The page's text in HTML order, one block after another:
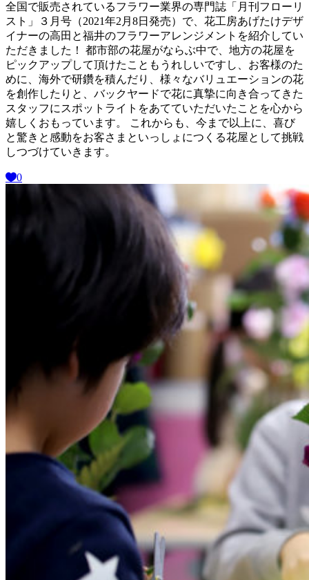
全国で販売されているフラワー業界の専門誌「月刊フローリ
スト」３月号（2021年2月8日発売）で、花工房あげたけデザ
イナーの高田と福井のフラワーアレンジメントを紹介してい
ただきました！ 都市部の花屋がならぶ中で、地方の花屋を
ピックアップして頂けたこともうれしいですし、お客様のた
めに、海外で研鑽を積んだり、様々なバリュエーションの花
を創作したりと、バックヤードで花に真摯に向き合ってきた
スタッフにスポットライトをあてていただいたことを心から
嬉しくおもっています。 これからも、今まで以上に、喜び
と驚きと感動をお客さまといっしょにつくる花屋として挑戦
しつづけていきます。
0